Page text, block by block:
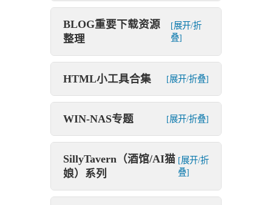
BLOG重要下载资源
整理
[展开/折
叠]
HTML小工具合集 [展开/折叠]
WIN-NAS专题 [展开/折叠]
SillyTavern（酒馆/AI猫
娘）系列
[展开/折
叠]